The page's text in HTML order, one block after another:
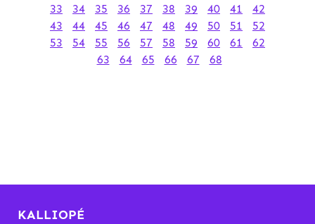
33
34 35 36 37 38 39 40 41
42
43
44 45 46 47 48 49 50 51
52
53
54 55 56 57 58 59 60 61
62
63
64 65 66 67 68
KALLIOPÉ